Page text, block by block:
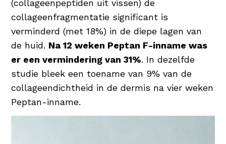
(collageenpeptiden uit vissen) de
collageenfragmentatie significant is
verminderd (met 18%) in de diepe lagen van
de huid. Na 12 weken Peptan F-inname was
er een vermindering van 31%. In dezelfde
studie bleek een toename van 9% van de
collageendichtheid in de dermis na vier weken
Peptan-inname.